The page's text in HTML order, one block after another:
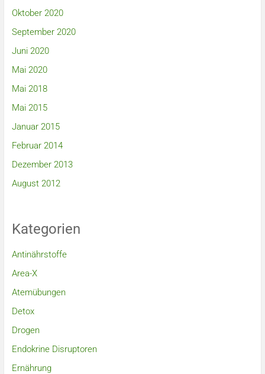
Oktober 2020
September 2020
Juni 2020
Mai 2020
Mai 2018
Mai 2015
Januar 2015
Februar 2014
Dezember 2013
August 2012
Kategorien
Antinährstoffe
Area-X
Atemübungen
Detox
Drogen
Endokrine Disruptoren
Ernährung